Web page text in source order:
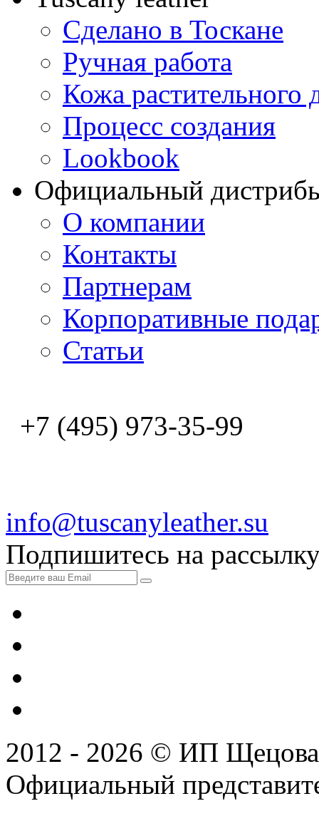
Сделано в Тоскане
Ручная работа
Кожа растительного
Процесс создания
Lookbook
Официальный
О компании
Контакты
Партнерам
Корпоративные
Статьи
+7 (495) 973-35-99
info@tuscanyleather.su
Подпишитесь на
2012 - 2026 © ИП
Официальный